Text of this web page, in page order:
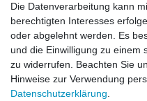
Widerrufs­recht
© Copyright 2026
Die Datenverarbeitung kann
berechtigten Interesses
oder abgelehnt werden. Es
und die Einwilligung zu einem
zu widerrufen. Beachten Sie
Hinweise zur Verwendung
Daten­schutz­erklärung